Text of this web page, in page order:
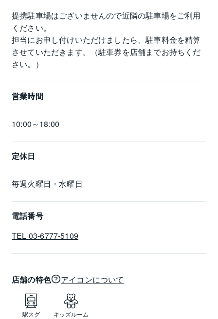
提携駐車場はございませんので近隣の駐車場をご利用
ください。
担当にお申し付けいただけましたら、駐車料金を精算
させていただきます。（駐車券を店舗までお持ちくだ
さい。）
営業時間
10:00～18:00
定休日
毎週火曜日・水曜日
電話番号
TEL 03-6777-5109
店舗の特色 アイコンについて
駅スグ キッズルーム